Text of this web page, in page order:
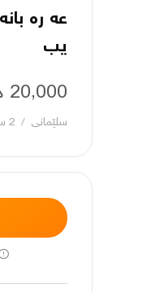
عە رە
یب
20,000 دینار
سلێمانی / 2 ساڵ